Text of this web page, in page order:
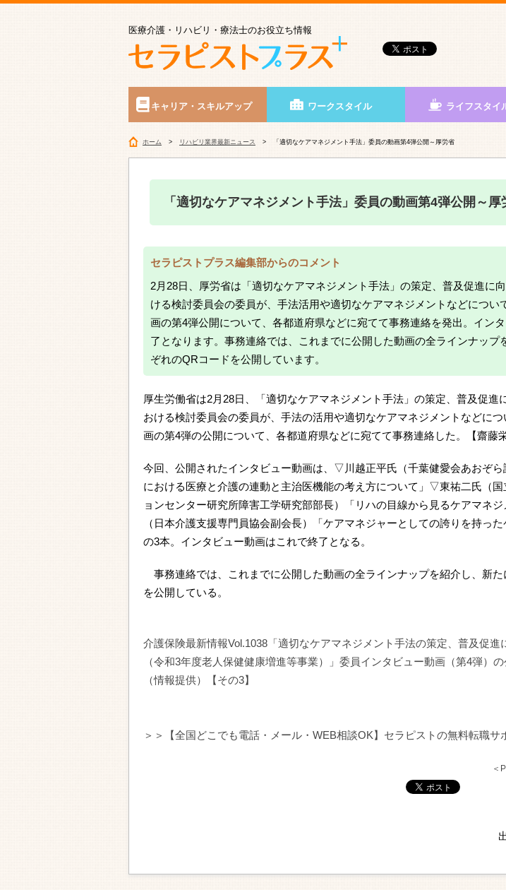
医療介護・リハビリ・療法士のお役立ち情報
キャリア・スキルアップ ワークスタイル ライフスタイ
ホーム リハビリ業界最新ニュース 「適切なケアマネジメント手法」委員の動画第4弾公開～厚労省
「適切なケアマネジメント手法」委員の動画第4弾公開～厚
セラピストプラス編集部からのコメント
2月28日、厚労省は「適切なケアマネジメント手法」の策定、普及促進に
ける検討委員会の委員が、手法活用や適切なケアマネジメントなどについ
画の第4弾公開について、各都道府県などに宛てて事務連絡を発出。イン
了となります。事務連絡では、これまでに公開した動画の全ラインナップ
ぞれのQRコードを公開しています。
厚生労働省は2月28日、「適切なケアマネジメント手法」の策定、普及促進
おける検討委員会の委員が、手法の活用や適切なケアマネジメントなどに
画の第4弾の公開について、各都道府県などに宛てて事務連絡した。【齋藤栄
今回、公開されたインタビュー動画は、▽川越正平氏（千葉健愛会あおぞ
における医療と介護の連動と主治医機能の考え方について」▽東祐二氏（
ョンセンター研究所障害工学研究部部長）「リハの目線から見るケアマネ
（日本介護支援専門員協会副会長）「ケアマネジャーとしての誇りを持っ
の3本。インタビュー動画はこれで終了となる。
事務連絡では、これまでに公開した動画の全ラインナップを紹介し、新た
を公開している。
介護保険最新情報Vol.1038「適切なケアマネジメント手法の策定、普及促進
（令和3年度老人保健健康増進等事業）」委員インタビュー動画（第4弾）
（情報提供）【その3】
＞＞【全国どこでも電話・メール・WEB相談OK】セラピストの無料転職サ
＜